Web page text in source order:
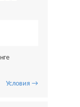
Условия →